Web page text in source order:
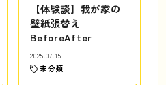
【体験談】我が家の
壁紙張替え
BeforeAfter
2025.07.15
未分類